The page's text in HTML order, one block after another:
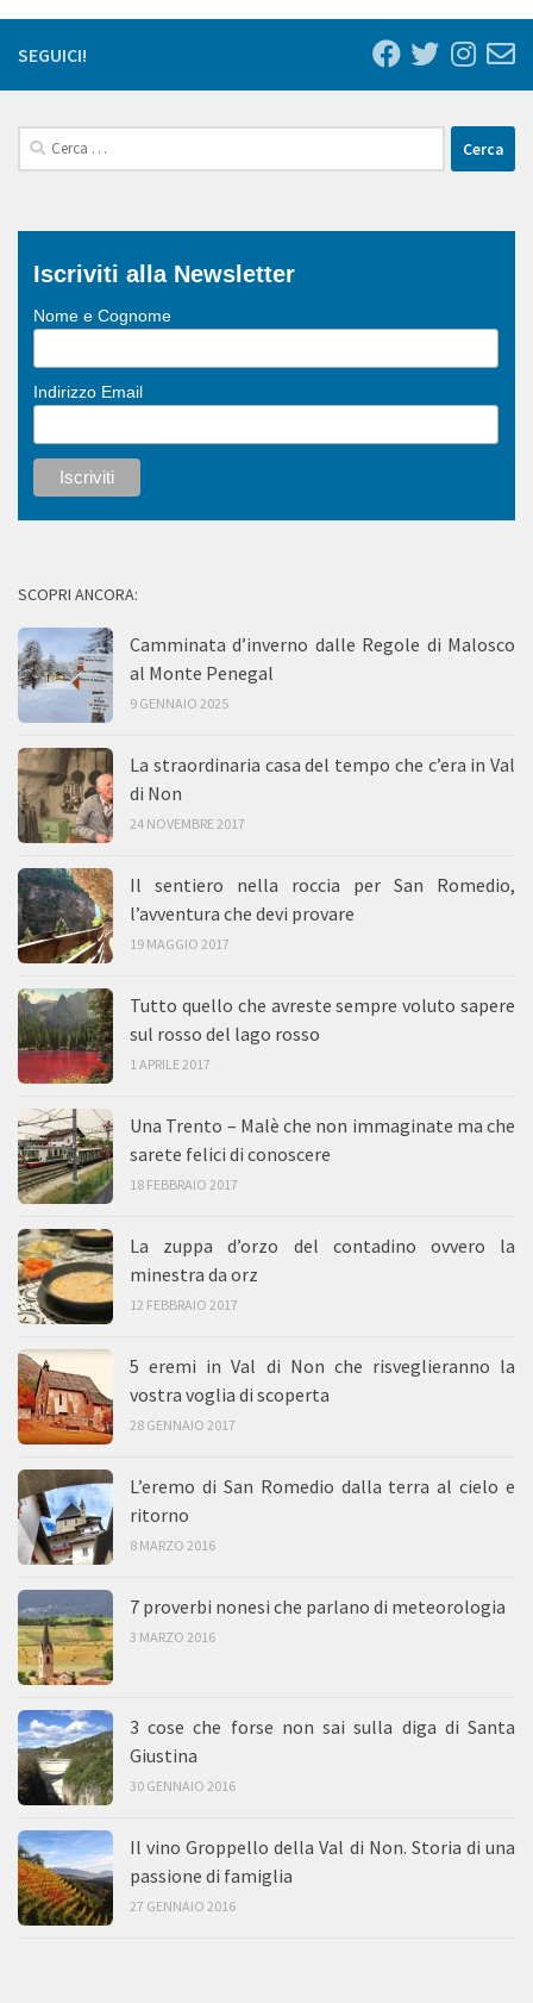
SEGUICI!
Ricerca
per:
Iscriviti alla Newsletter
Nome e Cognome
Indirizzo Email
SCOPRI ANCORA:
Camminata d’inverno dalle Regole di Malosco
al Monte Penegal
9 GENNAIO 2025
La straordinaria casa del tempo che c’era in Val
di Non
24 NOVEMBRE 2017
Il sentiero nella roccia per San Romedio,
l’avventura che devi provare
19 MAGGIO 2017
Tutto quello che avreste sempre voluto sapere
sul rosso del lago rosso
1 APRILE 2017
Una Trento – Malè che non immaginate ma che
sarete felici di conoscere
18 FEBBRAIO 2017
La zuppa d’orzo del contadino ovvero la
minestra da orz
12 FEBBRAIO 2017
5 eremi in Val di Non che risveglieranno la
vostra voglia di scoperta
28 GENNAIO 2017
L’eremo di San Romedio dalla terra al cielo e
ritorno
8 MARZO 2016
7 proverbi nonesi che parlano di meteorologia
3 MARZO 2016
3 cose che forse non sai sulla diga di Santa
Giustina
30 GENNAIO 2016
Il vino Groppello della Val di Non. Storia di una
passione di famiglia
27 GENNAIO 2016